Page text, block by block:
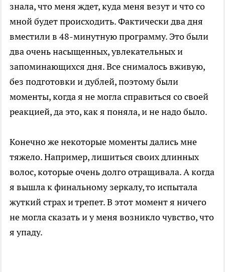
знала, что меня ждет, куда меня везут и что со
мной будет происходить. Фактически два дня
вместили в 48-минутную программу. Это были
два очень насыщенных, увлекательных и
запоминающихся дня. Все снималось вживую,
без подготовки и дублей, поэтому были
моменты, когда я не могла справиться со своей
реакцией, да это, как я поняла, и не надо было.
Конечно же некоторые моменты дались мне
тяжело. Например, лишиться своих длинных
волос, которые очень долго отращивала. А когда
я вышла к финальному зеркалу, то испытала
жуткий страх и трепет. В этот момент я ничего
не могла сказать и у меня возникло чувство, что
я упаду.